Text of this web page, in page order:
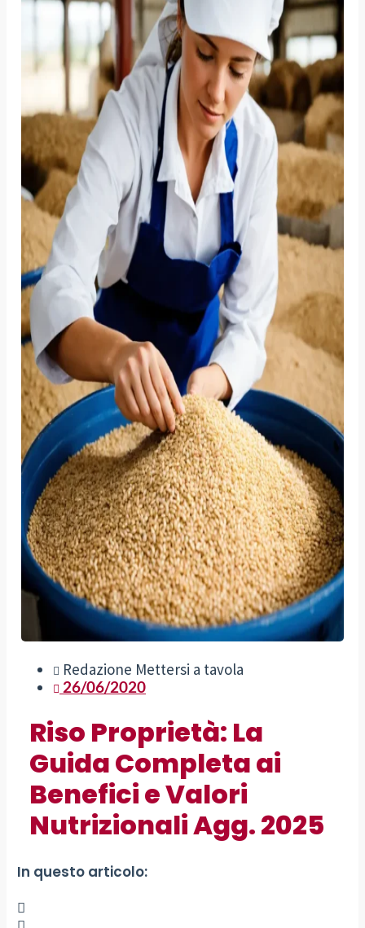
Redazione Mettersi a tavola
26/06/2020
Riso Proprietà: La
Guida Completa ai
Benefici e Valori
Nutrizionali Agg. 2025
In questo articolo: